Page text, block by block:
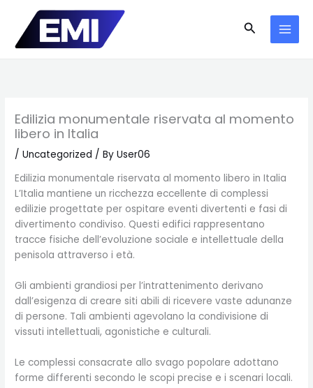
content
Search
Edilizia monumentale riservata al momento
libero in Italia
/Uncategorized / ByUser06
Edilizia monumentale riservata al momento libero in Italia
L’Italia mantiene un ricchezza eccellente di complessi
edilizie progettate per ospitare eventi divertenti e fasi di
divertimento condiviso. Questi edifici rappresentano
tracce fisiche dell’evoluzione sociale e intellettuale della
penisola attraverso i età.
Gli ambienti grandiosi per l’intrattenimento derivano
dall’esigenza di creare siti abili di ricevere vaste adunanze
di persone. Tali ambienti agevolano la condivisione di
vissuti intellettuali, agonistiche e culturali.
Le complessi consacrate allo svago popolare adottano
forme differenti secondo le scopi precise e i scenari locali.